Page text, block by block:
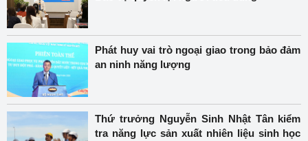
Phát huy vai trò ngoại giao trong bảo đảm
an ninh năng lượng
Thứ trưởng Nguyễn Sinh Nhật Tân kiểm
tra năng lực sản xuất nhiên liệu sinh học